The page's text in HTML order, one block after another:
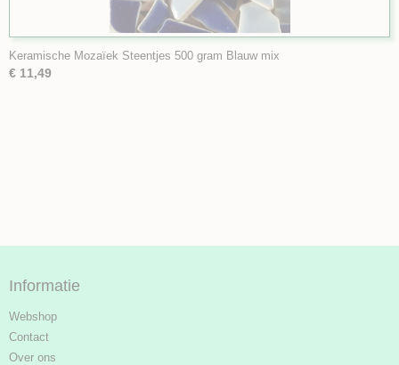
Keramische Mozaïek Steentjes 500 gram Blauw mix
€ 11,49
Informatie
Webshop
Contact
Over ons